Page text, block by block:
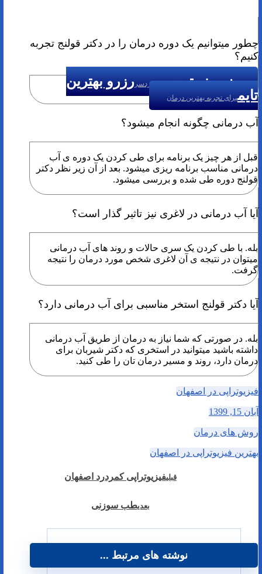
چطور میتوانیم یک دوره درمان را در دکتر قولنج تجربه
کنیم؟
رزرو نوبت درمان بدون دردسر رزرو بهترین
تایمبرای تجربه بهترین درمان
آب درمانی چگونه انجام میشود؟
قبل از هر چیز یک برنامه برای طی کردن یک دوره ی آب
درمانی مناسب برنامه ریزی میشود. بعد از آن زیر نظر دکتر
قولنج دوره طی شده و بررسی میشود.
آیا آب درمانی در لاغری نیز تاثیر گذار است؟
بله. با طی کردن یک سری حالات و روند های آب درمانی
میتوان در نتیجه ی آن لاغری شخص مورد درمان را نتیجه
گرفت.
آیا دکتر قولنج استخر مناسبی برای آب درمانی دارد؟
بله. در صورتی که شما نیاز به درمان از طریق آب درمانی
داشته باشید میتوانید در استخری که دکتر شیربان برای
درمان دارد، روند و مسیر درمان تان را طی کنید.
فیزیوتراپی در اصفهان
آبان 15, 1399
روش های درمان
بهترین فیزیوتراپی در اصفهان
قبلیفیزیوتراپی کمردرد اصفهان
بعدیطب سوزنی
نوشته های مرتبط ...